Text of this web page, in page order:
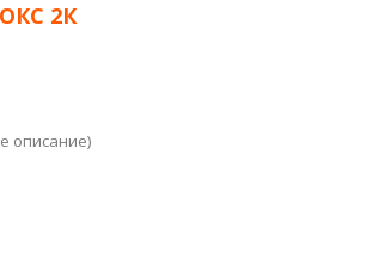
2К
описание)